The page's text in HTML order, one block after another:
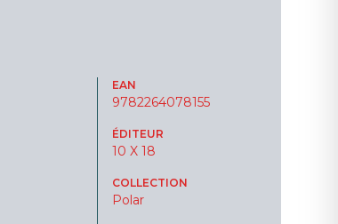
EAN
9782264078155
ÉDITEUR
10 X 18
COLLECTION
Polar